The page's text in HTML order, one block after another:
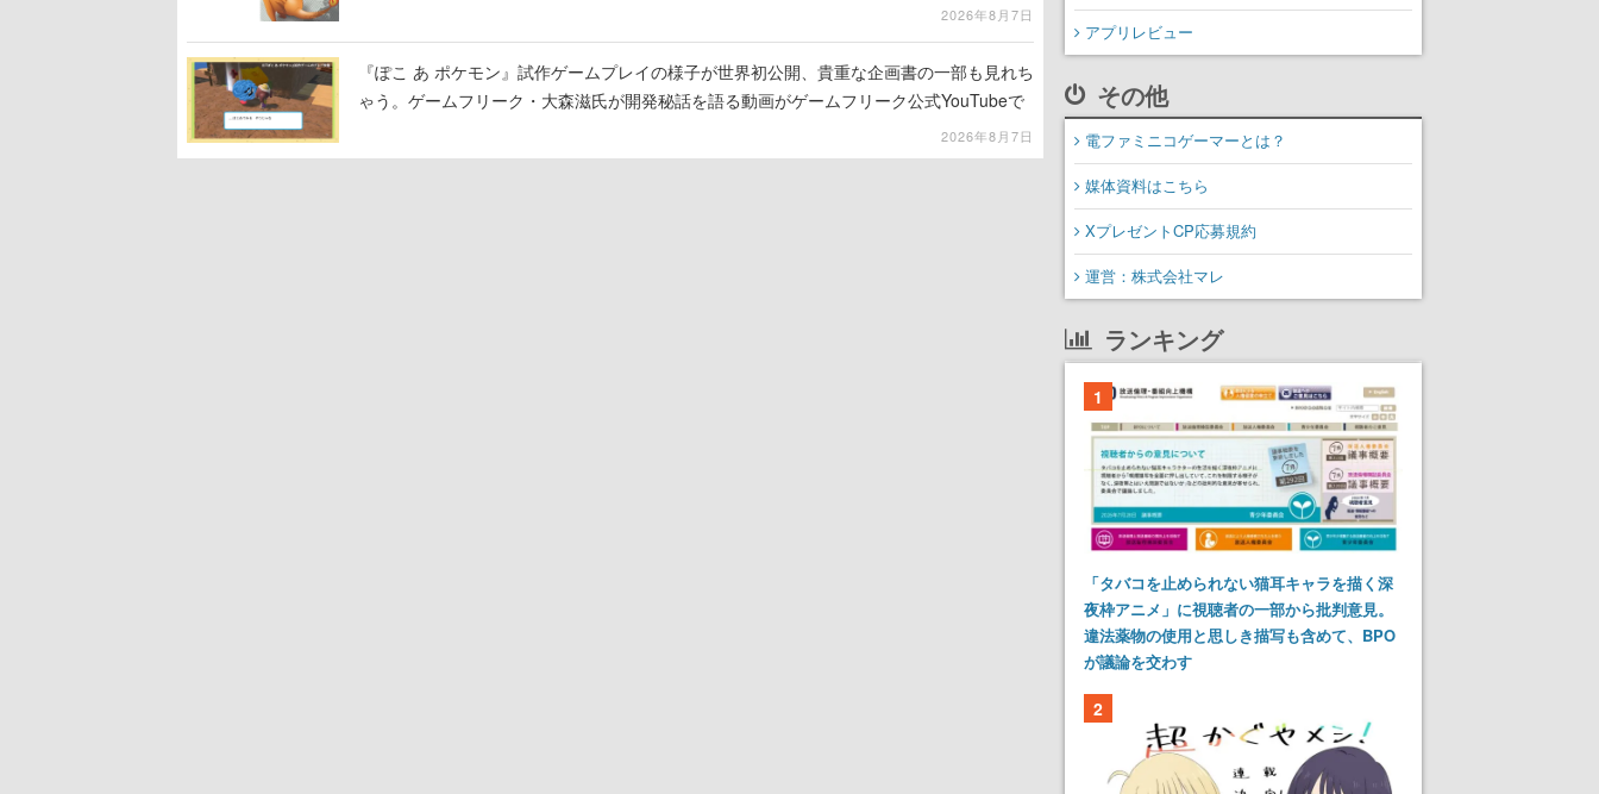
2026年8月7日
『ぽこ あ ポケモン』試作ゲームプレイの様子が世界初公開、貴重な企画書の一部も見れち
ゃう。ゲームフリーク・大森滋氏が開発秘話を語る動画がゲームフリーク公式YouTubeで
2026年8月7日
アプリレビュー
その他
電ファミニコゲーマーとは？
媒体資料はこちら
XプレゼントCP応募規約
運営：株式会社マレ
ランキング
1
「タバコを止められない猫耳キャラを描く深
夜枠アニメ」に視聴者の一部から批判意見。
違法薬物の使用と思しき描写も含めて、BPO
が議論を交わす
2